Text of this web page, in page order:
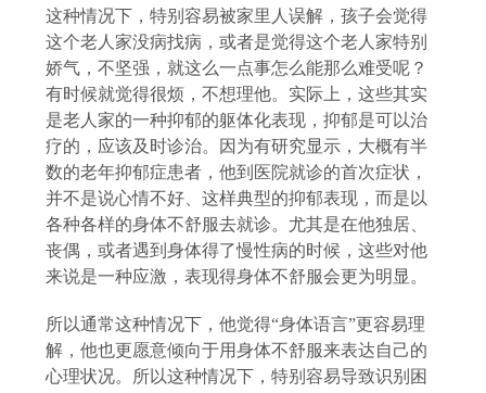
这种情况下，特别容易被家里人误解，孩子会觉得
这个老人家没病找病，或者是觉得这个老人家特别
娇气，不坚强，就这么一点事怎么能那么难受呢？
有时候就觉得很烦，不想理他。实际上，这些其实
是老人家的一种抑郁的躯体化表现，抑郁是可以治
疗的，应该及时诊治。因为有研究显示，大概有半
数的老年抑郁症患者，他到医院就诊的首次症状，
并不是说心情不好、这样典型的抑郁表现，而是以
各种各样的身体不舒服去就诊。尤其是在他独居、
丧偶，或者遇到身体得了慢性病的时候，这些对他
来说是一种应激，表现得身体不舒服会更为明显。
所以通常这种情况下，他觉得“身体语言”更容易理
解，他也更愿意倾向于用身体不舒服来表达自己的
心理状况。所以这种情况下，特别容易导致识别困